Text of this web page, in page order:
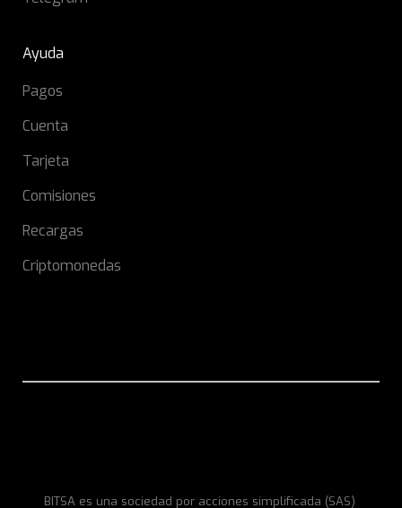
Ayuda
Pagos
Cuenta
Tarjeta
Comisiones
Recargas
Criptomonedas
BITSA es una sociedad por acciones simplificada (SAS)